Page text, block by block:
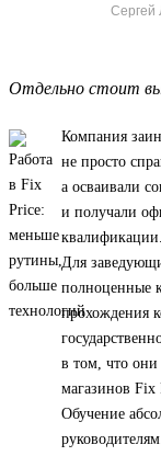
Сергей
Отдельно стоит
Компания
не просто
а осваивали
и получали
квалификации.
Для
полноценные
прохождения
в том, что
магазинов Fix
Обучение